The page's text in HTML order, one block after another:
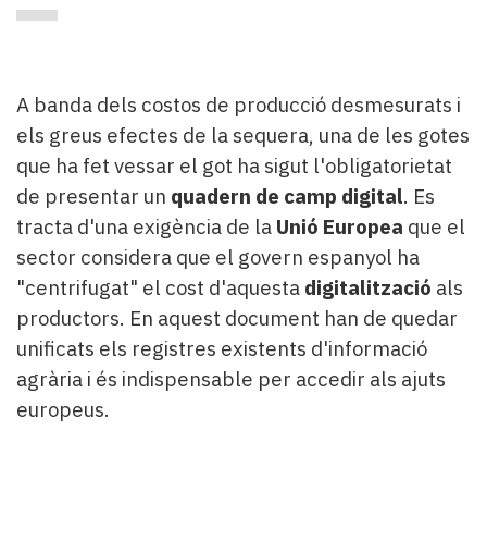
A banda dels costos de producció desmesurats i
els greus efectes de la sequera, una de les gotes
que ha fet vessar el got ha sigut l'obligatorietat
de presentar un quadern de camp digital. Es
tracta d'una exigència de la Unió Europea que el
sector considera que el govern espanyol ha
"centrifugat" el cost d'aquesta digitalització als
productors. En aquest document han de quedar
unificats els registres existents d'informació
agrària i és indispensable per accedir als ajuts
europeus.